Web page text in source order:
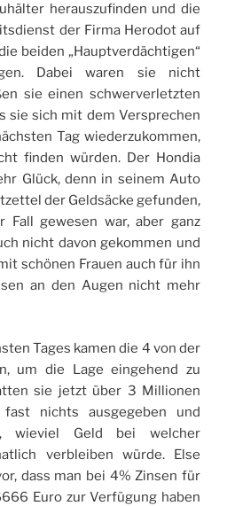
herauszufinden und die
der Firma Herodot auf
beiden „Hauptverdächtigen“
Dabei waren sie nicht
sie einen schwerverletzten
sie sich mit dem Versprechen
Tag wiederzukommen,
finden würden. Der Hondia
Glück, denn in seinem Auto
der Geldsäcke gefunden,
gewesen war, aber ganz
nicht davon gekommen und
schönen Frauen auch für ihn
an den Augen nicht mehr
Tages kamen die 4 von der
um die Lage eingehend zu
sie jetzt über 3 Millionen
nichts ausgegeben und
wieviel Geld bei welcher
verbleiben würde. Else
dass man bei 4% Zinsen für
Euro zur Verfügung haben